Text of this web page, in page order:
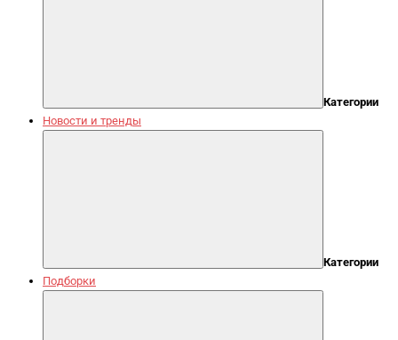
Категории
Новости и тренды
Категории
Подборки